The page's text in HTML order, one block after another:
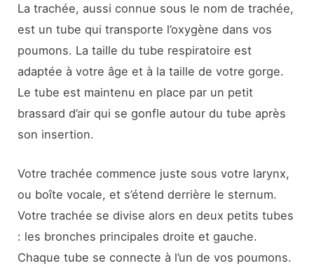
La trachée, aussi connue sous le nom de trachée,
est un tube qui transporte l’oxygène dans vos
poumons. La taille du tube respiratoire est
adaptée à votre âge et à la taille de votre gorge.
Le tube est maintenu en place par un petit
brassard d’air qui se gonfle autour du tube après
son insertion.
Votre trachée commence juste sous votre larynx,
ou boîte vocale, et s’étend derrière le sternum.
Votre trachée se divise alors en deux petits tubes
: les bronches principales droite et gauche.
Chaque tube se connecte à l’un de vos poumons.